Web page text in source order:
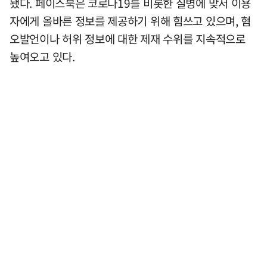
자에게 올바른 정보를 제공하기 위해 힘쓰고 있으며, 혐
오발언이나 허위 정보에 대한 제재 수위를 지속적으로
높여오고 있다.